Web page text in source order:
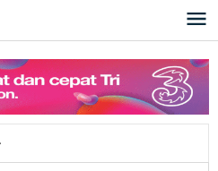
Paskibraka